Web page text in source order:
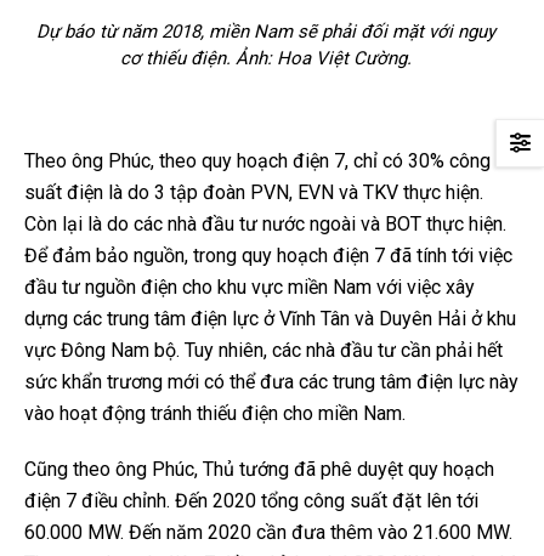
Dự báo từ năm 2018, miền Nam sẽ phải đối mặt với nguy
cơ thiếu điện. Ảnh: Hoa Việt Cường.
Theo ông Phúc, theo quy hoạch điện 7, chỉ có 30% công
suất điện là do 3 tập đoàn PVN, EVN và TKV thực hiện.
Còn lại là do các nhà đầu tư nước ngoài và BOT thực hiện.
Để đảm bảo nguồn, trong quy hoạch điện 7 đã tính tới việc
đầu tư nguồn điện cho khu vực miền Nam với việc xây
dựng các trung tâm điện lực ở Vĩnh Tân và Duyên Hải ở khu
vực Đông Nam bộ. Tuy nhiên, các nhà đầu tư cần phải hết
sức khẩn trương mới có thể đưa các trung tâm điện lực này
vào hoạt động tránh thiếu điện cho miền Nam.
Cũng theo ông Phúc, Thủ tướng đã phê duyệt quy hoạch
điện 7 điều chỉnh. Đến 2020 tổng công suất đặt lên tới
60.000 MW. Đến năm 2020 cần đưa thêm vào 21.600 MW.